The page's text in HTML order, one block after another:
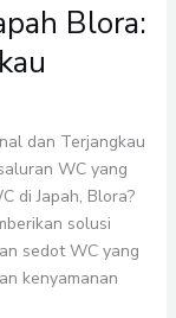
Blora:
dan Terjangkau
WC yang
di Japah, Blora?
solusi
sedot WC yang
kenyamanan